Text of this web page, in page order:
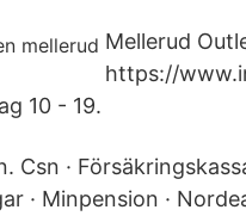
Mellerud
https://
10 - 19.
Csn ·
· Minpension ·